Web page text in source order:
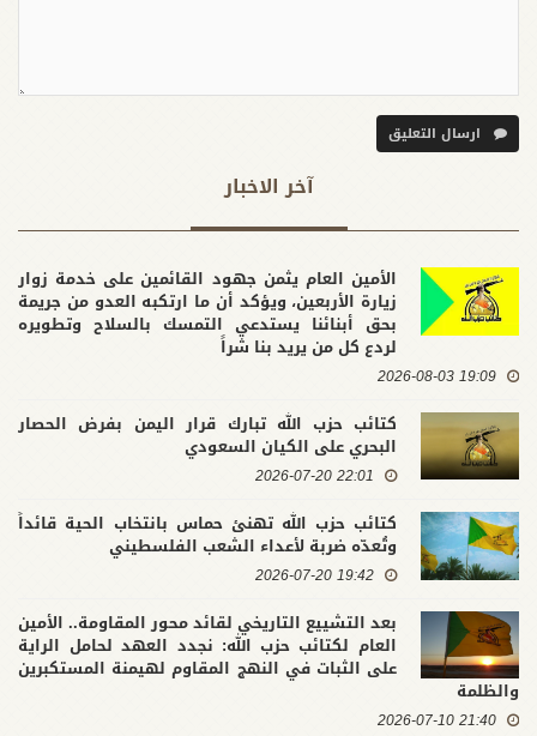
ارسال التعليق
آخر الاخبار
الأمين العام يثمن جهود القائمين على خدمة زوار
زيارة الأربعين، ويؤكد أن ما ارتكبه العدو من جريمة
بحق أبنائنا يستدعي التمسك بالسلاح وتطويره
لردع كل من يريد بنا شراً
19:09 2026-08-03
كتائب حزب الله تبارك قرار اليمن بفرض الحصار
البحري على الكيان السعودي
22:01 2026-07-20
كتائب حزب الله تهنئ حماس بانتخاب الحية قائداً
وتُعدّه ضربة لأعداء الشعب الفلسطيني
19:42 2026-07-20
بعد التشييع التاريخي لقائد محور المقاومة.. الأمين
العام لكتائب حزب الله: نجدد العهد لحامل الراية
على الثبات في النهج المقاوم لهيمنة المستكبرين
والظلمة
21:40 2026-07-10